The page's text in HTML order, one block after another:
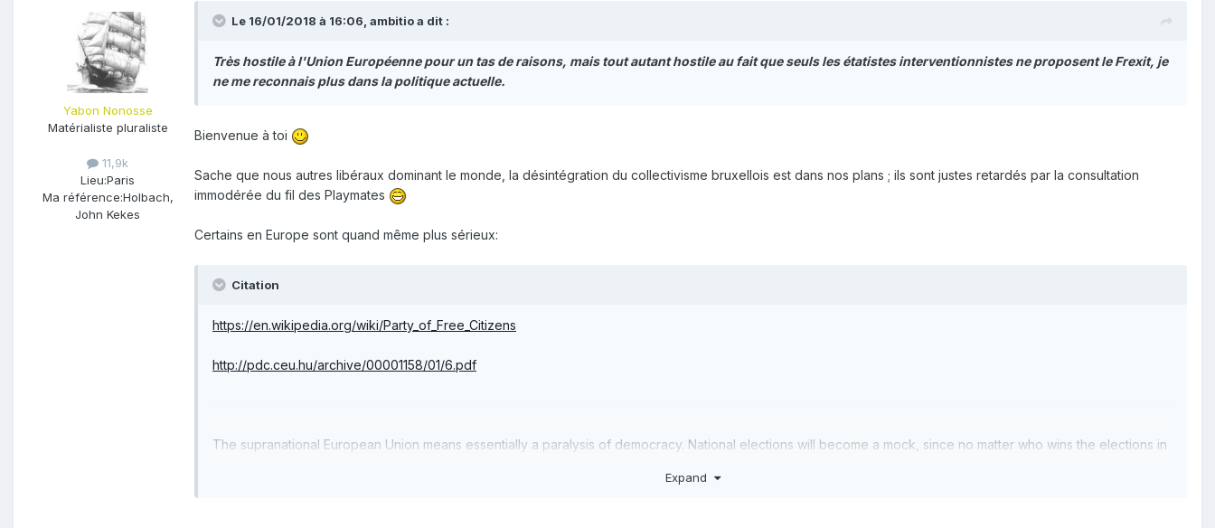
Yabon Nonosse
Matérialiste pluraliste
11,9k
Lieu:Paris
Ma référence:Holbach,
John Kekes
Le 16/01/2018 à 16:06, ambitioa dit :
Très hostile à l'Union Européenne pour un tas de raisons, mais tout autant hostile au fait que seuls les étatistes interventionnistes ne proposent le Frexit, je
ne me reconnais plus dans la politique actuelle.
Bienvenue à toi
Sache que nous autres libéraux dominant le monde, la désintégration du collectivisme bruxellois est dans nos plans ; ils sont justes retardés par la consultation
immodérée du fil des Playmates
Certains en Europe sont quand même plus sérieux:
Citation
https://en.wikipedia.org/wiki/Party_of_Free_Citizens
http://pdc.ceu.hu/archive/00001158/01/6.pdf
The supranational European Union means essentially a paralysis of democracy. National elections will become a mock, since no matter who wins the elections in
Expand